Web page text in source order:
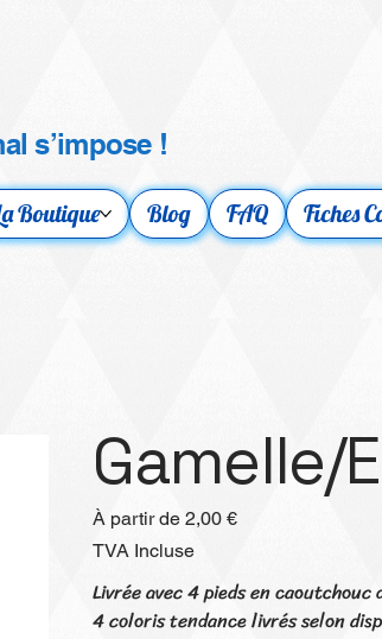
s’impose !
Boutique Blog FAQ Fiches
Gamelle/
À partir de Prix
2,00 €
TVA Incluse
Livrée avec 4 pieds en
4 coloris tendance livrés selon